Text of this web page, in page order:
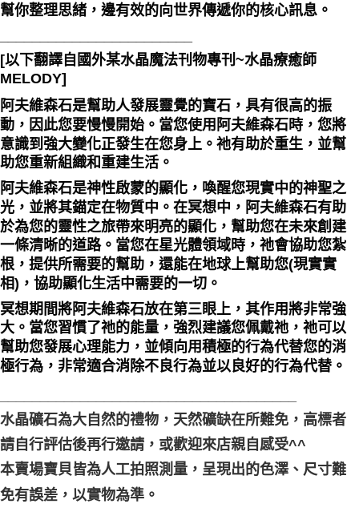
幫你整理思緒，邊有效的向世界傳遞你的核心訊息。
[以下翻譯自國外某水晶魔法刊物專刊~水晶療癒師
MELODY]
阿夫維森石是幫助人發展靈覺的寶石，具有很高的振
動，因此您要慢慢開始。當您使用阿夫維森石時，您將
意識到強大變化正發生在您身上。祂有助於重生，並幫
助您重新組織和重建生活。
阿夫維森石是神性啟蒙的顯化，喚醒您現實中的神聖之
光，並將其錨定在物質中。在冥想中，阿夫維森石有助
於為您的靈性之旅帶來明亮的顯化，幫助您在未來創建
一條清晰的道路。當您在星光體領域時，祂會協助您紮
根，提供所需要的幫助，還能在地球上幫助您(現實實
相)，協助顯化生活中需要的一切。
冥想期間將阿夫維森石放在第三眼上，其作用將非常強
大。當您習慣了祂的能量，強烈建議您佩戴祂，祂可以
幫助您發展心理能力，並傾向用積極的行為代替您的消
極行為，非常適合消除不良行為並以良好的行為代替。
水晶礦石為大自然的禮物，天然礦缺在所難免，高標者
請自行評估後再行邀請，或歡迎來店親自感受^^
本賣場寶貝皆為人工拍照測量，呈現出的色澤、尺寸難
免有誤差，以實物為準。